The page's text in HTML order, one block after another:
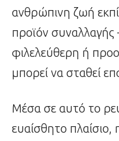
ανθρώπινη ζωή
προϊόν συναλλαγής
φιλελεύθερη ή
μπορεί να σταθεί
Μέσα σε αυτό το
ευαίσθητο